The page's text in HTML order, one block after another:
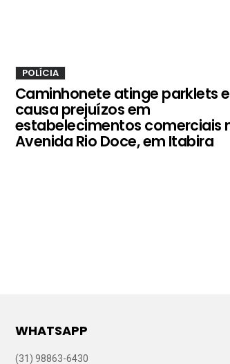
POLÍCIA
Caminhonete atinge parklets e
causa prejuízos em
estabelecimentos comerciais
Avenida Rio Doce, em Itabira
WHATSAPP
(31) 98863-6430